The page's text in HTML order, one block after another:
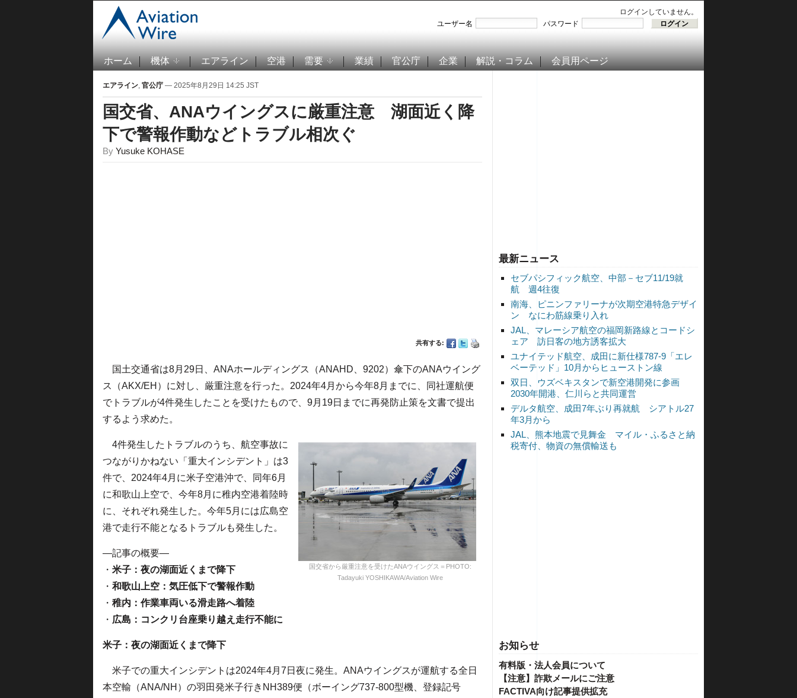
ログインしていません。
ユーザー名
パスワード
ホーム 機体 エアライン 空港 需要 業績 官公庁 企業 解説・コラム 会員用ページ
最新ニュース
セブパシフィック航空、中部－セブ11/19就
航 週4往復
南海、ピニンファリーナが次期空港特急デザイ
ン なにわ筋線乗り入れ
JAL、マレーシア航空の福岡新路線とコードシ
ェア 訪日客の地方誘客拡大
ユナイテッド航空、成田に新仕様787-9「エレ
ベーテッド」10月からヒューストン線
双日、ウズベキスタンで新空港開発に参画
2030年開港、仁川らと共同運営
デルタ航空、成田7年ぶり再就航 シアトル27
年3月から
JAL、熊本地震で見舞金 マイル・ふるさと納
税寄付、物資の無償輸送も
お知らせ
有料版・法人会員について
【注意】詐欺メールにご注意
FACTIVA向け記事提供拡充
エアライン, 官公庁 — 2025年8月29日 14:25 JST
国交省、ANAウイングスに厳重注意 湖面近く降
下で警報作動などトラブル相次ぐ
By Yusuke KOHASE
共有する:
国土交通省は8月29日、ANAホールディングス（ANAHD、9202）傘下のANAウイング
ス（AKX/EH）に対し、厳重注意を行った。2024年4月から今年8月までに、同社運航便
でトラブルが4件発生したことを受けたもので、9月19日までに再発防止策を文書で提出
するよう求めた。
国交省から厳重注意を受けたANAウイングス＝PHOTO:
Tadayuki YOSHIKAWA/Aviation Wire
4件発生したトラブルのうち、航空事故に
つながりかねない「重大インシデント」は3
件で、2024年4月に米子空港沖で、同年6月
に和歌山上空で、今年8月に稚内空港着陸時
に、それぞれ発生した。今年5月には広島空
港で走行不能となるトラブルも発生した。
—記事の概要—
・ 米子：夜の湖面近くまで降下
・ 和歌山上空：気圧低下で警報作動
・ 稚内：作業車両いる滑走路へ着陸
・ 広島：コンクリ台座乗り越え走行不能に
米子：夜の湖面近くまで降下
米子での重大インシデントは2024年4月7日夜に発生。ANAウイングスが運航する全日
本空輸（ANA/NH）の羽田発米子行きNH389便（ボーイング737-800型機、登録記号